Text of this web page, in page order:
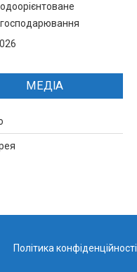
МЕДІА
Політика конфіденційності